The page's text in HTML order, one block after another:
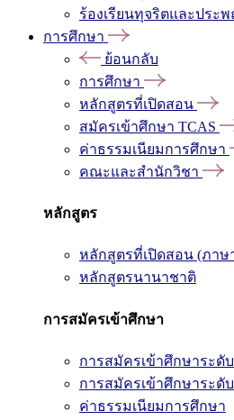
ร้องเรียนทุจริตและประ
การศึกษา
ย้อนกลับ
การศึกษา
หลักสูตรที่เปิดสอน
สมัครเข้าศึกษา TCAS
ค่าธรรมเนียมการศึกษา
คณะและสำนักวิชา
หลักสูตร
หลักสูตรที่เปิดสอน (ภาษ
หลักสูตรนานาชาติ
การสมัครเข้าศึกษา
การสมัครเข้าศึกษาระ
การสมัครเข้าศึกษาระ
ค่าธรรมเนียมการศึกษา